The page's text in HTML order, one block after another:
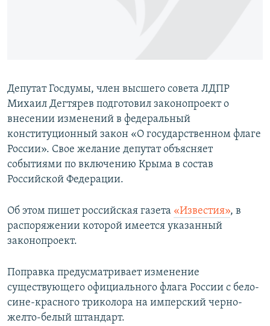
Все сайты RFE/RL
Депутат Госдумы, член высшего совета ЛДПР
Михаил Дегтярев подготовил законопроект о
внесении изменений в федеральный
конституционный закон «О государственном флаге
России». Свое желание депутат объясняет
событиями по включению Крыма в состав
Российской Федерации.
Об этом пишет российская газета «Известия», в
распоряжении которой имеется указанный
законопроект.
Поправка предусматривает изменение
существующего официального флага России с бело-
сине-красного триколора на имперский черно-
желто-белый штандарт.